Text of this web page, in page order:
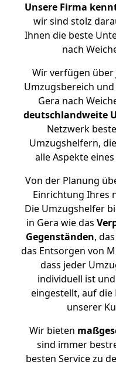
Unsere Firma
wir sind stolz
Ihnen die beste
nach
Wir verfügen über
Umzugsbereich
Gera nach
deutschlandweite
Netzwerk
Umzugshelfern,
alle Aspekte
Von der Planung
Einrichtung Ihres
Die Umzugshelfer
in Gera wie das
Gegenständen,
das Entsorgen von
dass jeder
individuell ist
eingestellt, auf die
unserer
Wir bieten
sind immer
besten Service zu